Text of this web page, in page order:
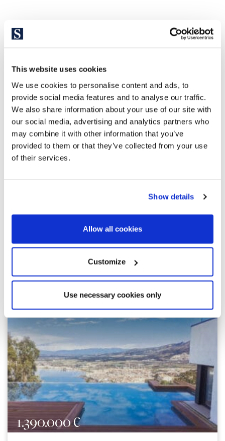
This website uses cookies
We use cookies to personalise content and ads, to
provide social media features and to analyse our traffic.
We also share information about your use of our site with
our social media, advertising and analytics partners who
may combine it with other information that you’ve
provided to them or that they’ve collected from your use
of their services.
Show details
Allow all cookies
Customize
Use necessary cookies only
Explore otras propiedades
similares
1.390.000 €